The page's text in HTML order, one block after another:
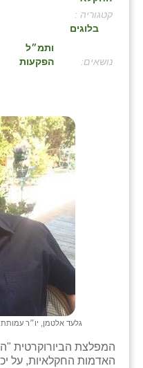
קטגוריה :
בלוגים
:
ותמ״ל
הפקעות
גלעד אלטמן, יו״ר
המפלצת הביורוקרטית
האדמות החקלאיות, על
בני ציון
הדר עם